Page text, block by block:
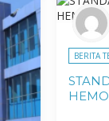
BERITA